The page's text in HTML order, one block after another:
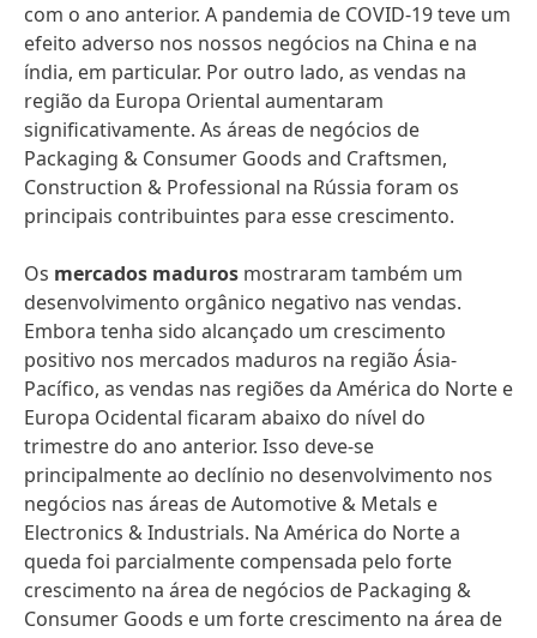
com o ano anterior. A pandemia de COVID-19 teve um
efeito adverso nos nossos negócios na China e na
índia, em particular. Por outro lado, as vendas na
região da Europa Oriental aumentaram
significativamente. As áreas de negócios de
Packaging & Consumer Goods and Craftsmen,
Construction & Professional na Rússia foram os
principais contribuintes para esse crescimento.
Os mercados maduros mostraram também um
desenvolvimento orgânico negativo nas vendas.
Embora tenha sido alcançado um crescimento
positivo nos mercados maduros na região Ásia-
Pacífico, as vendas nas regiões da América do Norte e
Europa Ocidental ficaram abaixo do nível do
trimestre do ano anterior. Isso deve-se
principalmente ao declínio no desenvolvimento nos
negócios nas áreas de Automotive & Metals e
Electronics & Industrials. Na América do Norte a
queda foi parcialmente compensada pelo forte
crescimento na área de negócios de Packaging &
Consumer Goods e um forte crescimento na área de